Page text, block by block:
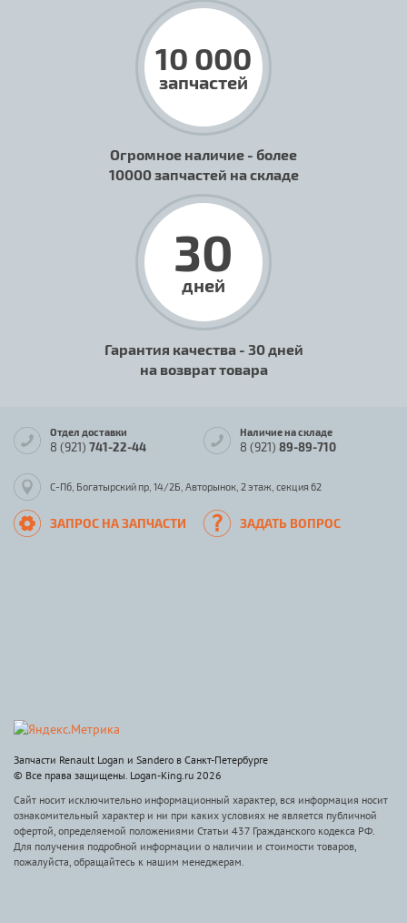
10 000
запчастей
Огромное наличие - более
10000 запчастей на складе
30
дней
Гарантия качества - 30 дней
на возврат товара
Отдел доставки
8 (921) 741-22-44
Наличие на складе
8 (921) 89-89-710
С-Пб, Богатырский пр, 14/2Б, Авторынок, 2 этаж, секция 62
ЗАПРОС НА ЗАПЧАСТИ ЗАДАТЬ ВОПРОС
Запчасти Renault Logan и Sandero в Санкт-Петербурге
© Все права защищены. Logan-King.ru 2026
Сайт носит исключительно информационный характер, вся информация носит
ознакомительный характер и ни при каких условиях не является публичной
офертой, определяемой положениями Статьи 437 Гражданского кодекса РФ.
Для получения подробной информации о наличии и стоимости товаров,
пожалуйста, обращайтесь к нашим менеджерам.